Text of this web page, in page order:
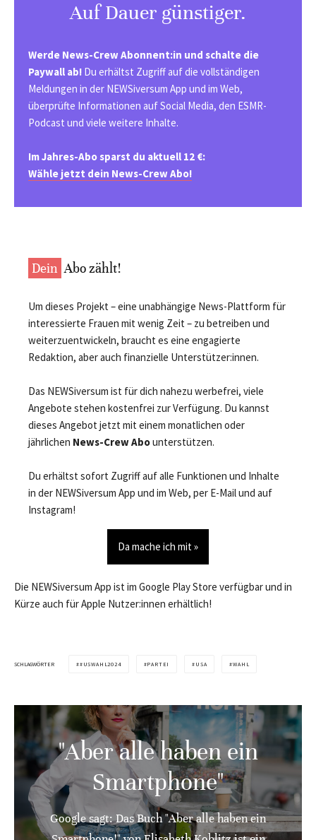
Auf Dauer günstiger.
Werde News-Crew Abonnent:in und schalte die
Paywall ab! Du erhältst Zugriff auf die vollständigen
Meldungen in der NEWSiversum App und im Web,
überprüfte Informationen auf Social Media, den ESMR-
Podcast und viele weitere Inhalte.
Im Jahres-Abo sparst du aktuell 12 €:
Wähle jetzt dein News-Crew Abo!
Dein Abo zählt!
Um dieses Projekt – eine unabhängige News-Plattform für
interessierte Frauen mit wenig Zeit – zu betreiben und
weiterzuentwickeln, braucht es eine engagierte
Redaktion, aber auch finanzielle Unterstützer:innen.
Das NEWSiversum ist für dich nahezu werbefrei, viele
Angebote stehen kostenfrei zur Verfügung. Du kannst
dieses Angebot jetzt mit einem monatlichen oder
jährlichen News-Crew Abounterstützen.
Du erhältst sofort Zugriff auf alle Funktionen und Inhalte
in der NEWSiversum App und im Web, per E-Mail und auf
Instagram!
Da mache ich mit »
Die NEWSiversum App ist im Google Play Store verfügbar und in
Kürze auch für Apple Nutzer:innen erhältlich!
SCHLAGWÖRTER #USWAHL2024 PARTEI USA WAHL
"Aber alle haben ein
Smartphone"
Google sagt: Das Buch "Aber alle haben ein